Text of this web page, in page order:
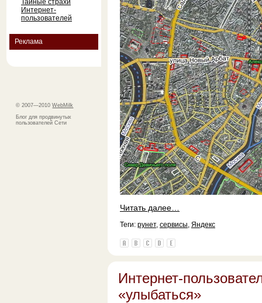
Тайные страхи
Интернет-
пользователей
Реклама
© 2007—2010WebMilk
Блог для продвинутых
пользователей Сети
Читать далее…
Теги: рунет, сервисы, Яндекс
Интернет-
«улыбаться»